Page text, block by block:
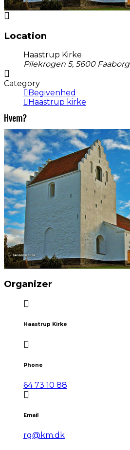
Location
Haastrup Kirke
Pilekrogen 5, 5600 Faaborg
Category
Begivenhed
Haastrup kirke
Hvem?
Organizer
Haastrup Kirke
Phone
64 73 10 88
Email
rg@km.dk